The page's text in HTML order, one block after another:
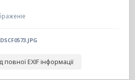
EXIF інформації